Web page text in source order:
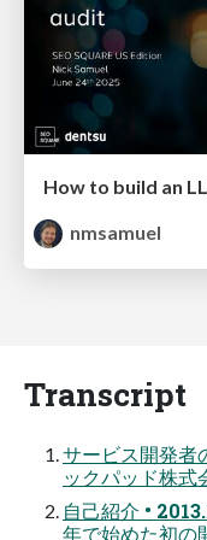
nmsamuel
Transcript
サービス開発者
ックパッド株式
自己紹介 •
年で始めた初の